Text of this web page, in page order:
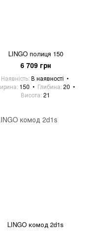
LINGO полиця 150
6 709 грн
Наявність В наявності
150 Глибина 20
Висота 21
LINGO комод 2d1s